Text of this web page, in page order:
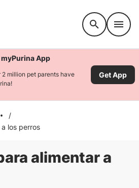
App
million pet parents have
Get App
/
los perros
alimentar a